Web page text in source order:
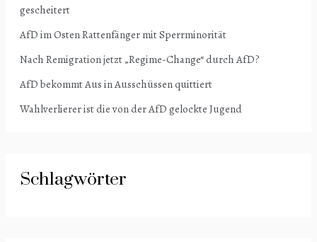
gescheitert
AfD im Osten Rattenfänger mit Sperrminorität
Nach Remigration jetzt „Regime-Change“ durch AfD?
AfD bekommt Aus in Ausschüssen quittiert
Wahlverlierer ist die von der AfD gelockte Jugend
Schlagwörter